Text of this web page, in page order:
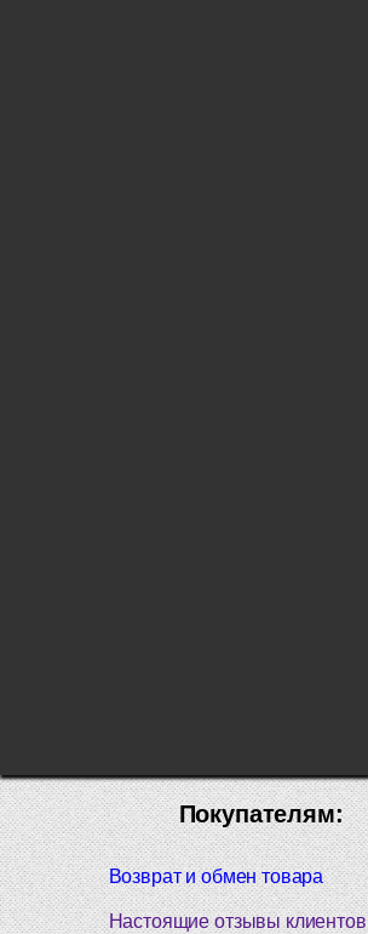
Покупателям:
Возврат и обмен товара
Настоящие отзывы клиентов